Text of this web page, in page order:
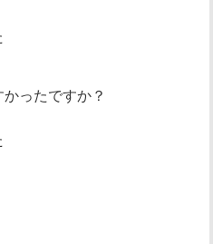
ったですか？